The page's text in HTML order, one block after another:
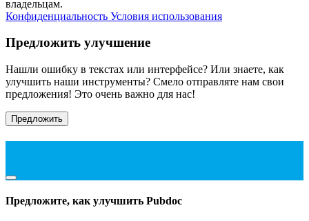
владельцам.
Конфиденциальность Условия использования
Предложить улучшение
Нашли ошибку в текстах или интерфейсе? Или знаете, как
улучшить наши инструменты? Смело отправляте нам свои
предложения! Это очень важно для нас!
Предложить
Предложите, как улучшить Pubdoc